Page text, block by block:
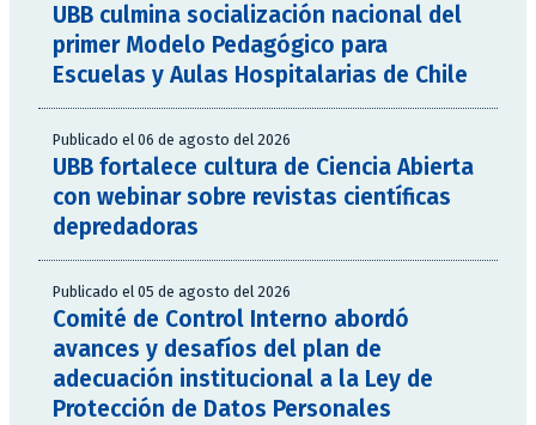
UBB culmina socialización nacional del
primer Modelo Pedagógico para
Escuelas y Aulas Hospitalarias de Chile
Publicado el 06 de agosto del 2026
UBB fortalece cultura de Ciencia Abierta
con webinar sobre revistas científicas
depredadoras
Publicado el 05 de agosto del 2026
Comité de Control Interno abordó
avances y desafíos del plan de
adecuación institucional a la Ley de
Protección de Datos Personales